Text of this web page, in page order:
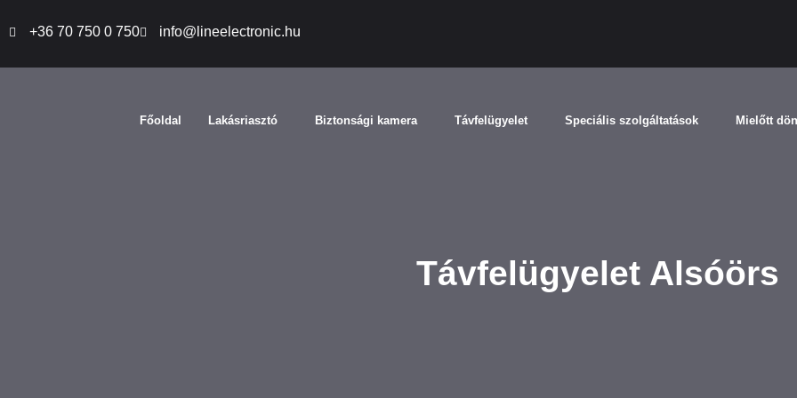
+36 70 750 0 750 info@lineelectronic.hu
Főoldal Lakásriasztó Biztonsági kamera Távfelügyelet Speciális szolgáltatások Mielőtt
Távfelügyelet Alsóörs